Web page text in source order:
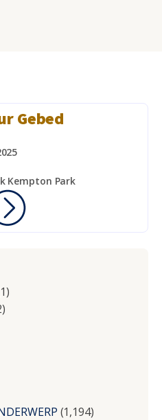
Gebed
Kempton Park
(1,194)